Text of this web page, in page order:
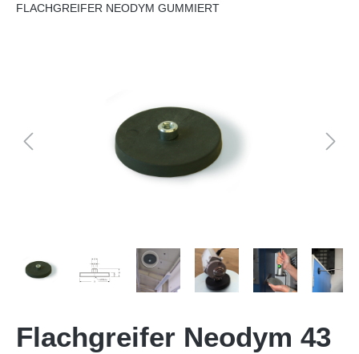
FLACHGREIFER NEODYM GUMMIERT
Flachgreifer Neodym 43